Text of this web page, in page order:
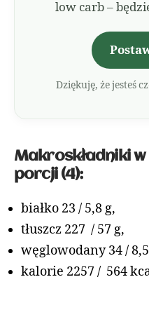
low carb –
Dziękuję, że jesteś
Makroskładniki
porcji (4):
białko 23 / 5,8 g,
tłuszcz 227 / 57 g,
węglowodany 34 /
kalorie 2257 / 564